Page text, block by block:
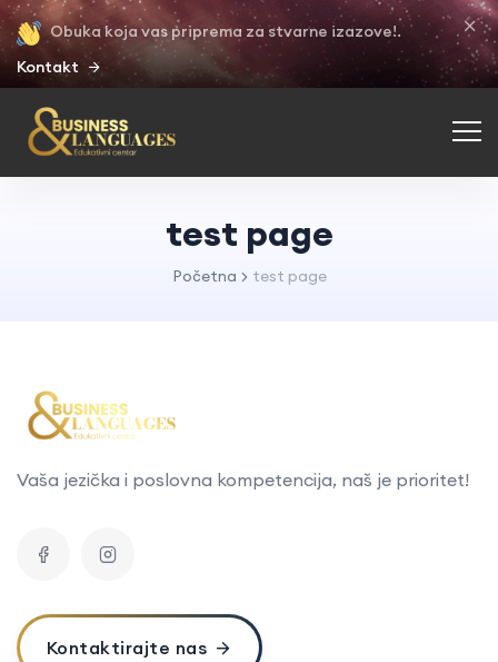
Obuka koja vas priprema za stvarne izazove!.
Kontakt
test page
Početna test page
Vaša jezička i poslovna kompetencija, naš je prioritet!
Kontaktirajte nas